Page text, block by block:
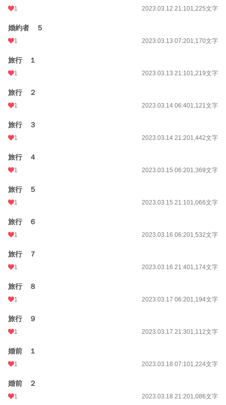
1 2023.03.12 21:101,225文字
婚約者 ５
1 2023.03.13 07:201,170文字
旅行 １
1 2023.03.13 21:101,219文字
旅行 ２
1 2023.03.14 06:401,121文字
旅行 ３
1 2023.03.14 21:201,442文字
旅行 ４
1 2023.03.15 06:201,369文字
旅行 ５
1 2023.03.15 21:101,066文字
旅行 ６
1 2023.03.16 06:201,532文字
旅行 ７
1 2023.03.16 21:401,174文字
旅行 ８
1 2023.03.17 06:201,194文字
旅行 ９
1 2023.03.17 21:301,112文字
婚前 １
1 2023.03.18 07:101,224文字
婚前 ２
1 2023.03.18 21:201,086文字